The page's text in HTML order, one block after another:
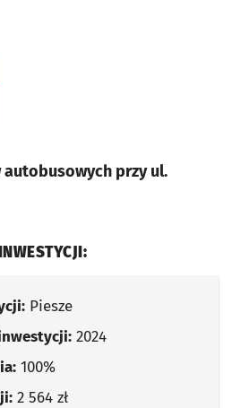
przy ul.
Piesze
2024
100%
2 564 zł